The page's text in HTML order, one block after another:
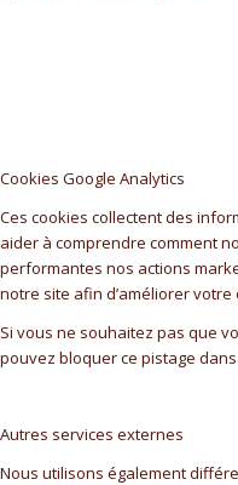
Cookies Google Analytics
Ces cookies collectent des
aider à comprendre comment
performantes nos actions
notre site afin d’améliorer
Si vous ne souhaitez pas que
pouvez bloquer ce pistage
Autres services externes
Nous utilisons également